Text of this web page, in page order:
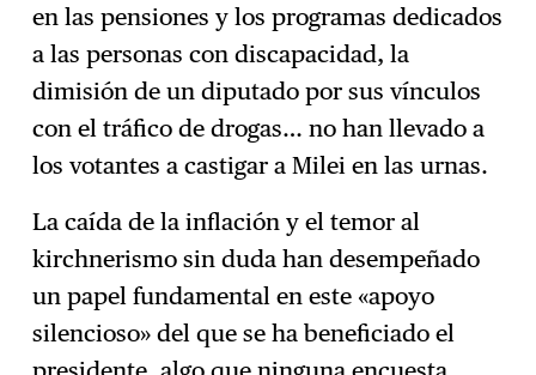
en las pensiones y los programas dedicados
a las personas con discapacidad, la
dimisión de un diputado por sus vínculos
con el tráfico de drogas… no han llevado a
los votantes a castigar a Milei en las urnas.
La caída de la inflación y el temor al
kirchnerismo sin duda han desempeñado
un papel fundamental en este «apoyo
silencioso» del que se ha beneficiado el